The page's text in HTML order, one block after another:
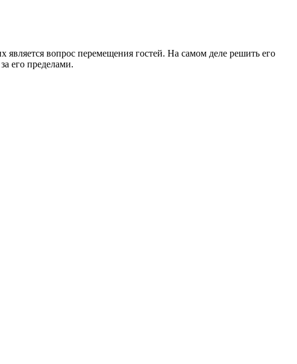
вопрос перемещения гостей. На самом деле решить его
его пределами.